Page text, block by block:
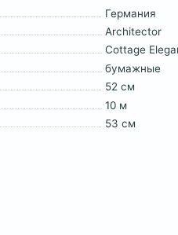
Германия
Architector
Cottage
бумажные
52 см
10 м
53 см